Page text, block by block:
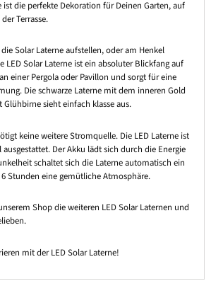
ist die perfekte Dekoration für Deinen Garten, auf
Terrasse.
Solar Laterne aufstellen, oder am Henkel
LED Solar Laterne ist ein absoluter Blickfang auf
einer Pergola oder Pavillon und sorgt für eine
Die schwarze Laterne mit dem inneren Gold
Glühbirne sieht einfach klasse aus.
keine weitere Stromquelle. Die LED Laterne ist
Der Akku lädt sich durch die Energie
schaltet sich die Laterne automatisch ein
Stunden eine gemütliche Atmosphäre.
Shop die weiteren LED Solar Laternen und
mit der LED Solar Laterne!